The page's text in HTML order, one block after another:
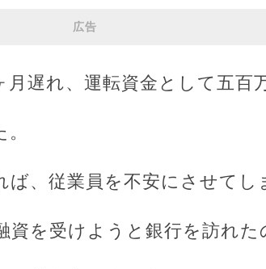
広告
遅れ、運転資金として五百
ば、従業員を不安にさせてし
資を受けようと銀行を訪れた